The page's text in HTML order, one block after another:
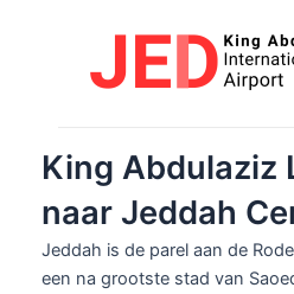
King Abdulaziz
naar Jeddah
Jeddah is de parel aan de
een na grootste stad van